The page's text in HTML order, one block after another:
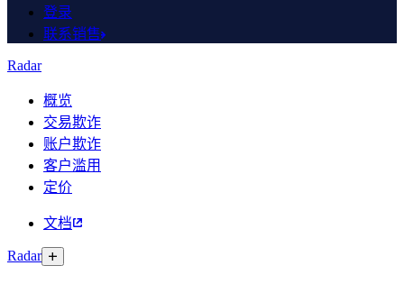
登录
联系销售
Radar
概览
交易欺诈
账户欺诈
客户滥用
定价
文档
Radar